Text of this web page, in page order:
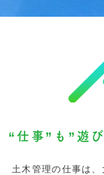
“仕事”も”遊
土木管理の仕事は